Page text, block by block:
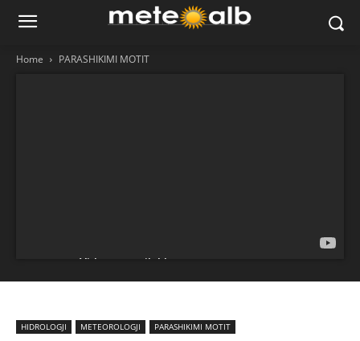
Home PARASHIKIMI MOTIT
HIDROLOGJI METEOROLOGJI PARASHIKIMI MOTIT